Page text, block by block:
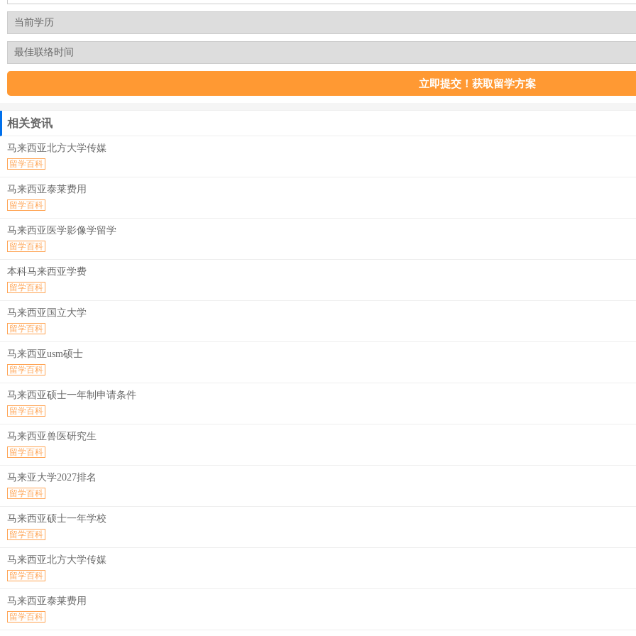
相关资讯
马来西亚北方大学传媒
留学百科
马来西亚泰莱费用
留学百科
马来西亚医学影像学留学
留学百科
本科马来西亚学费
留学百科
马来西亚国立大学
留学百科
马来西亚usm硕士
留学百科
马来西亚硕士一年制申请条件
留学百科
马来西亚兽医研究生
留学百科
马来亚大学2027排名
留学百科
马来西亚硕士一年学校
留学百科
马来西亚北方大学传媒
留学百科
马来西亚泰莱费用
留学百科